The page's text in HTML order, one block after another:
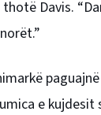
thotë Davis.
e